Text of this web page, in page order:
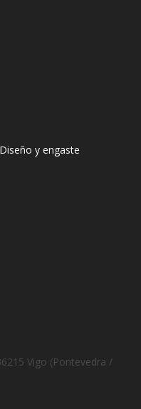
y engaste
Vigo (Pontevedra /